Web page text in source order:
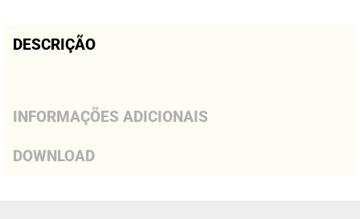
DESCRIÇÃO
INFORMAÇÕES ADICIONAIS
DOWNLOAD